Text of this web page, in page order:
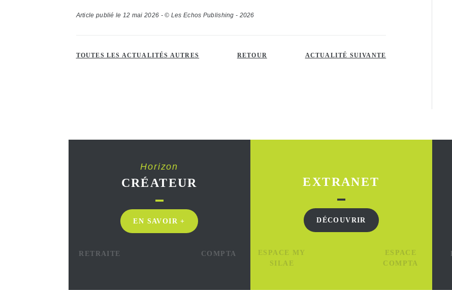
Article publié le 12 mai 2026 - © Les Echos Publishing - 2026
TOUTES LES ACTUALITÉS AUTRES RETOUR ACTUALITÉ SUIVANTE
Horizon
CRÉATEUR
EN SAVOIR +
RETRAITE COMPTA
EXTRANET
DÉCOUVRIR
ESPACE MY
SILAE
ESPACE
COMPTA